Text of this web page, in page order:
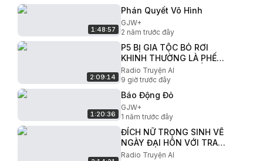
1:48:57
Phán Quyết Vô Hình
GJW+
2 năm trước đây
2:09:14
P5 BỊ GIA TỘC BỎ RƠI
KHINH THƯỜNG LÀ PHẾ
VẬT NỮ CƯỜNG GIẤU
NGHỀ TRỞ VỀ TRẢ THÙ GIẢ
THIÊN KIM GIẢ
Radio Truyện AI
9 giờ trước đây
1:20:36
Báo Động Đỏ
GJW+
1 năm trước đây
ĐÍCH NỮ TRỌNG SINH VỀ
NGÀY ĐẠI HÔN VỚI TRA
NAM NÀNG NGHỊCH THIÊN
Radio Truyện AI